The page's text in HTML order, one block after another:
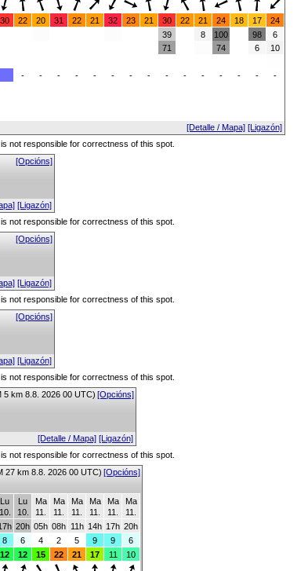
30 22 20 31 22 21 32 23 21 30 22 21 24 18 17 24
39
71
8
100
74
98
6
6
10
- - - - - - - - - - - - - - -
[Detalle / Mapa] [Ligazón]
not responsible for correctness of this spot.
[Opcións]
[Ligazón]
not responsible for correctness of this spot.
[Opcións]
[Ligazón]
not responsible for correctness of this spot.
[Opcións]
[Ligazón]
not responsible for correctness of this spot.
5 km 8.8. 2026 00 UTC) [Opcións]
[Detalle / Mapa] [Ligazón]
not responsible for correctness of this spot.
27 km 8.8. 2026 00 UTC) [Opcións]
Lu
10.
Lu
10.
Ma
11.
Ma
11.
Ma
11.
Ma
11.
Ma
11.
Ma
11.
20h 05h 08h 11h 14h 17h 20h
8 6 4 2 5 9 9
6
12 12 15 22 21 17 11
10